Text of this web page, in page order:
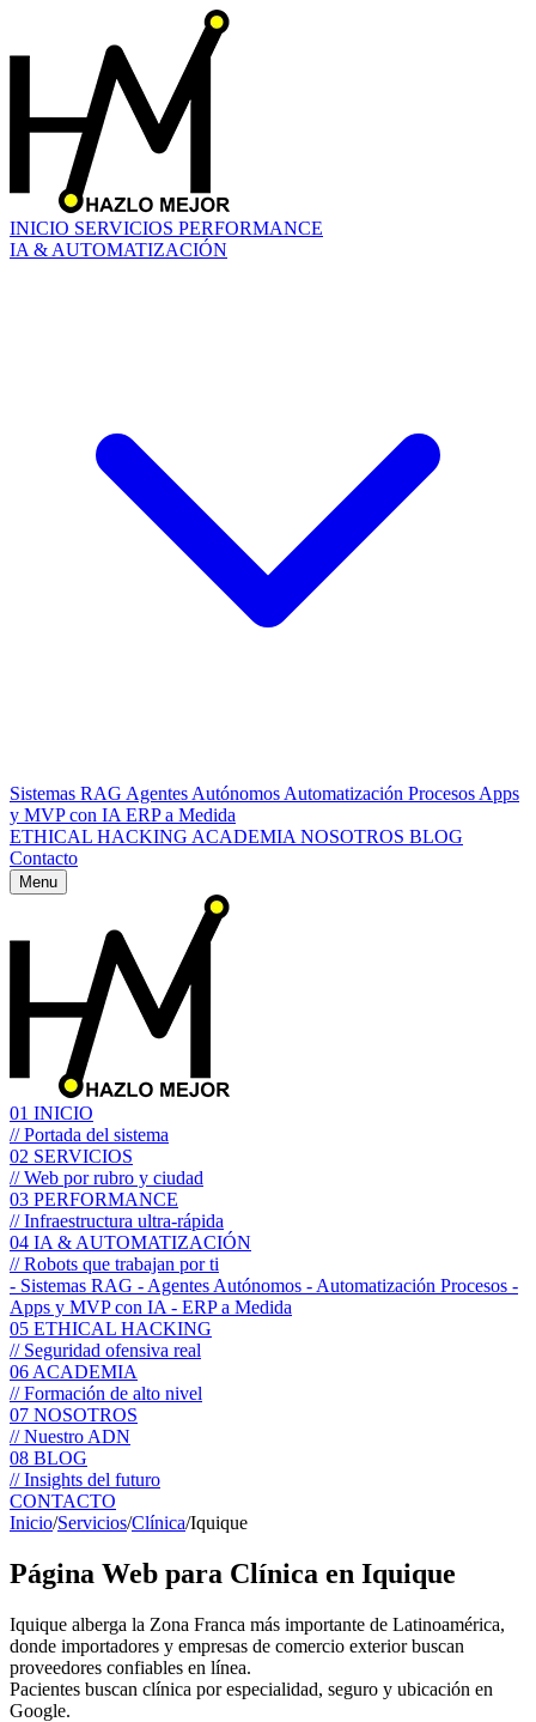
INICIO SERVICIOS PERFORMANCE
IA & AUTOMATIZACIÓN
Sistemas RAG Agentes Autónomos Automatización Procesos Apps
y MVP con IA ERP a Medida
ETHICAL HACKING ACADEMIA NOSOTROS BLOG
Contacto
Menu
01 INICIO
// Portada del sistema
02 SERVICIOS
// Web por rubro y ciudad
03 PERFORMANCE
// Infraestructura ultra-rápida
04 IA & AUTOMATIZACIÓN
// Robots que trabajan por ti
- Sistemas RAG - Agentes Autónomos - Automatización Procesos -
Apps y MVP con IA - ERP a Medida
05 ETHICAL HACKING
// Seguridad ofensiva real
06 ACADEMIA
// Formación de alto nivel
07 NOSOTROS
// Nuestro ADN
08 BLOG
// Insights del futuro
CONTACTO
Inicio/Servicios/Clínica/Iquique
Página Web para Clínica en Iquique
Iquique alberga la Zona Franca más importante de Latinoamérica,
donde importadores y empresas de comercio exterior buscan
proveedores confiables en línea.
Pacientes buscan clínica por especialidad, seguro y ubicación en
Google.